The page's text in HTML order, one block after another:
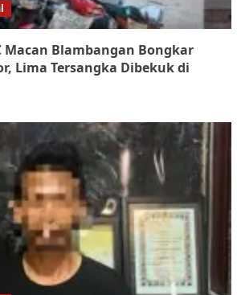
Macan Blambangan Bongkar
Lima Tersangka Dibekuk di